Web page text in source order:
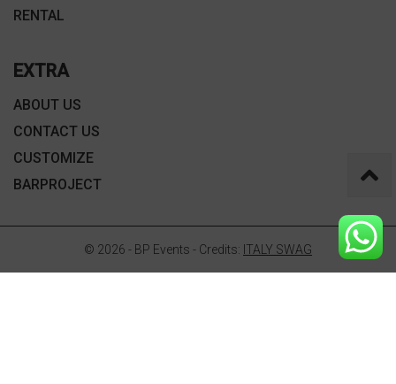
RENTAL
EXTRA
ABOUT US
CONTACT US
CUSTOMIZE
BARPROJECT
© 2026 - BP Events - Credits: ITALY SWAG